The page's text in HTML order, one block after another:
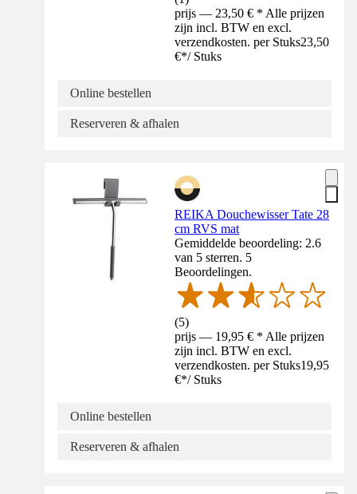
prijs — 23,50 € * Alle prijzen
zijn incl. BTW en excl.
verzendkosten. per Stuks23,50
€*/ Stuks
Online bestellen
Reserveren & afhalen
REIKA Douchewisser Tate 28
cm RVS mat
Gemiddelde beoordeling: 2.6
van 5 sterren. 5
Beoordelingen.
(5)
prijs — 19,95 € * Alle prijzen
zijn incl. BTW en excl.
verzendkosten. per Stuks19,95
€*/ Stuks
Online bestellen
Reserveren & afhalen